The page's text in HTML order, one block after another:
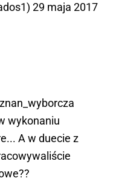
29 maja 2017
wykonaniu
A w duecie z